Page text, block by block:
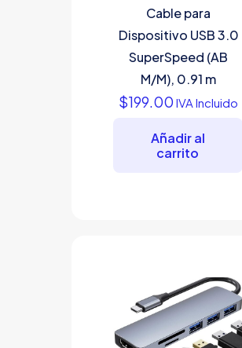
Cable para
Dispositivo USB 3.0
SuperSpeed (AB
M/M), 0.91 m
$199.00 IVA Incluido
Añadir al
carrito